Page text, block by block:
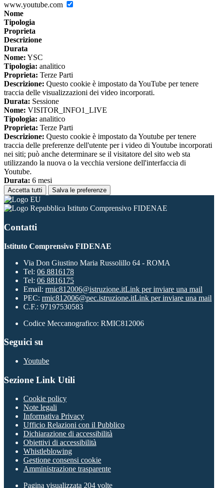
www.youtube.com
Nome
Tipologia
Proprieta
Descrizione
Durata
Nome: YSC
Tipologia: analitico
Proprieta: Terze Parti
Descrizione: Questo cookie è impostato da YouTube per tenere
traccia delle visualizzazioni dei video incorporati.
Durata: Sessione
Nome: VISITOR_INFO1_LIVE
Tipologia: analitico
Proprieta: Terze Parti
Descrizione: Questo cookie è impostato da Youtube per tenere
traccia delle preferenze dell'utente per i video di Youtube incorporati
nei siti; può anche determinare se il visitatore del sito web sta
utilizzando la nuova o la vecchia versione dell'interfaccia di
Youtube.
Durata: 6 mesi
Accetta tutti Salva le preferenze
Istituto Comprensivo FIDENAE
Contatti
Istituto Comprensivo FIDENAE
Via Don Giustino Maria Russolillo 64 - ROMA
Tel: 06 8816178
Tel: 06 8816175
Email: rmic812006@istruzione.itLink per inviare una mail
PEC: rmic812006@pec.istruzione.itLink per inviare una mail
C.F.: 97197530583
Codice Meccanografico: RMIC812006
Seguici su
Youtube
Sezione Link Utili
Cookie policy
Note legali
Informativa Privacy
Ufficio Relazioni con il Pubblico
Dichiarazione di accessibilità
Obiettivi di accessibilità
Whistleblowing
Gestione consensi cookie
Amministrazione trasparente
Pagina visualizzata 204 volte